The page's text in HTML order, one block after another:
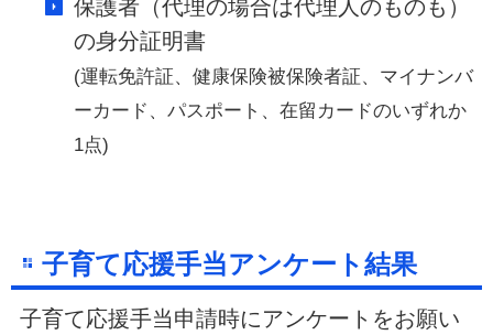
保護者（代理の場合は代理人のものも）
の身分証明書
(運転免許証、健康保険被保険者証、マイナンバ
ーカード、パスポート、在留カードのいずれか
1点)
子育て応援手当アンケート結果
子育て応援手当申請時にアンケートをお願い